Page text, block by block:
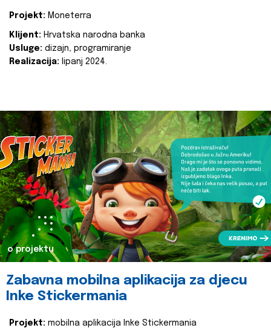
Projekt: Moneterra
Klijent: Hrvatska narodna banka
Usluge: dizajn, programiranje
Realizacija: lipanj 2024.
o projektu
Zabavna mobilna aplikacija za djecu
Inke Stickermania
Projekt: mobilna aplikacija Inke Stickermania